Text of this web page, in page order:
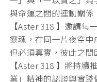
與命運之間的連動關係
【Aster 318 】邀請每
靈魂，在同一片夜空中
但必須真實，彼此之間
【Aster 318 】將持續
業」精神的認證與實